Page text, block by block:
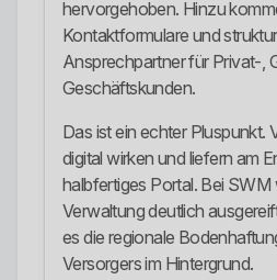
hervorgehoben. Hinzu
Kontaktformulare und
Ansprechpartner für Privat-,
Geschäftskunden.
Das ist ein echter Pluspunkt.
digital wirken und liefern am
halbfertiges Portal. Bei SWM
Verwaltung deutlich
es die regionale
Versorgers im Hintergrund.